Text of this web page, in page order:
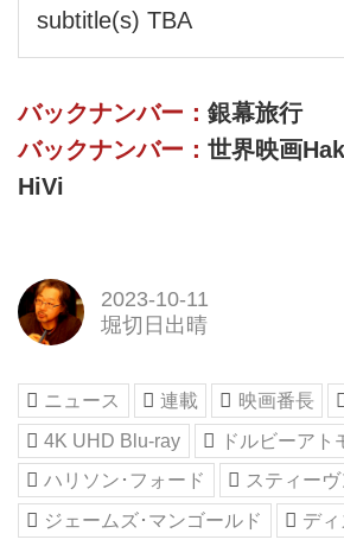
subtitle(s) TBA
バックナンバー： 銀幕旅行
バックナンバー： 世界映画
HiVi
2023-10-11
堀切日出晴
ニュース 連載 映画番長
4K UHD Blu-ray
ドルビーアト
ハリソン･フォード
スティー
ジェームズ･マンゴールド
デ